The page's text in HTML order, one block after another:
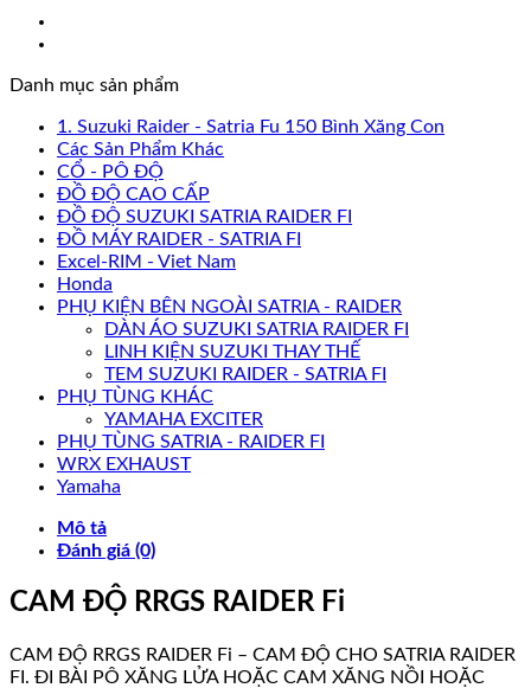
Danh mục sản phẩm
1. Suzuki Raider - Satria Fu 150 Bình Xăng Con
Các Sản Phẩm Khác
CỔ - PÔ ĐỘ
ĐỒ ĐỘ CAO CẤP
ĐỒ ĐỘ SUZUKI SATRIA RAIDER FI
ĐỒ MÁY RAIDER - SATRIA FI
Excel-RIM - Viet Nam
Honda
PHỤ KIỆN BÊN NGOÀI SATRIA - RAIDER
DÀN ÁO SUZUKI SATRIA RAIDER FI
LINH KIỆN SUZUKI THAY THẾ
TEM SUZUKI RAIDER - SATRIA FI
PHỤ TÙNG KHÁC
YAMAHA EXCITER
PHỤ TÙNG SATRIA - RAIDER FI
WRX EXHAUST
Yamaha
Mô tả
Đánh giá (0)
CAM ĐỘ RRGS RAIDER Fi
CAM ĐỘ RRGS RAIDER Fi – CAM ĐỘ CHO SATRIA RAIDER
FI. ĐI BÀI PÔ XĂNG LỬA HOẶC CAM XĂNG NỒI HOẶC